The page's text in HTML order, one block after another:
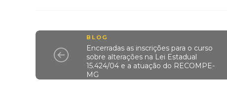
BLOG
Encerradas as inscrições para o curso
sobre alterações na Lei Estadual
15.424/04 e a atuação do RECOMPE-
MG